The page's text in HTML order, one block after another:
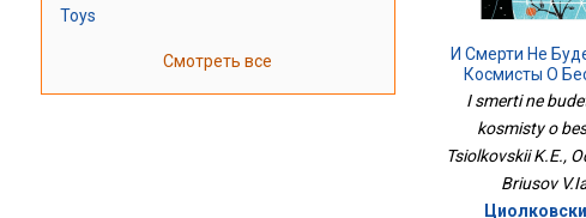
Toys
Смотреть все
И Смерти Не
Космисты О
I smerti ne
kosmisty o
Tsiolkovskii K.E.,
Briusov